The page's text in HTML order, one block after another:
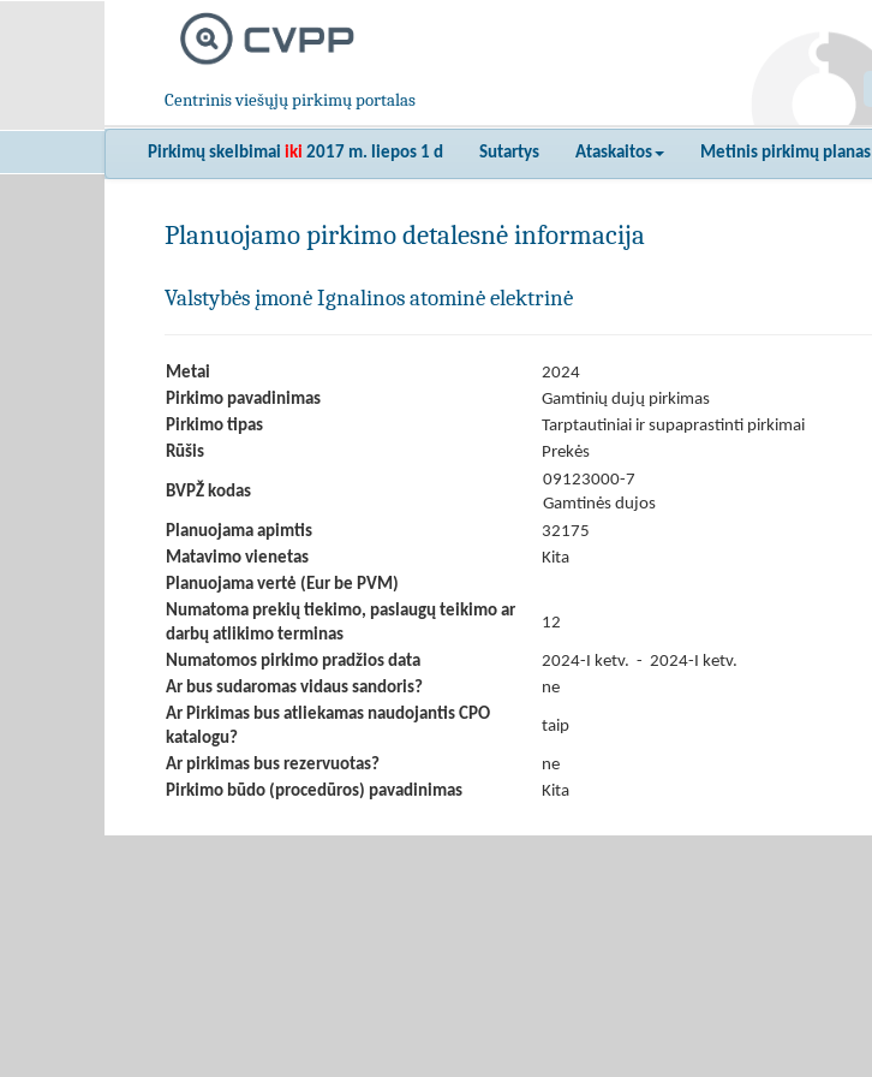
Centrinis viešųjų pirkimų portalas
Pirkimų skelbimai iki 2017 m. liepos 1 d Sutartys Ataskaitos Metinis pirkimų planas
Planuojamo pirkimo detalesnė informacija
Valstybės įmonė Ignalinos atominė elektrinė
Metai
2024
Pirkimo pavadinimas
Gamtinių dujų pirkimas
Pirkimo tipas
Tarptautiniai ir supaprastinti pirkimai
Rūšis
Prekės
BVPŽ kodas
09123000-7
Gamtinės dujos
Planuojama apimtis
32175
Matavimo vienetas
Kita
Planuojama vertė (Eur be PVM)
Numatoma prekių tiekimo, paslaugų teikimo ar
darbų atlikimo terminas
12
Numatomos pirkimo pradžios data
2024-I ketv. - 2024-I ketv.
Ar bus sudaromas vidaus sandoris?
ne
Ar Pirkimas bus atliekamas naudojantis CPO
katalogu?
taip
Ar pirkimas bus rezervuotas?
ne
Pirkimo būdo (procedūros) pavadinimas
Kita